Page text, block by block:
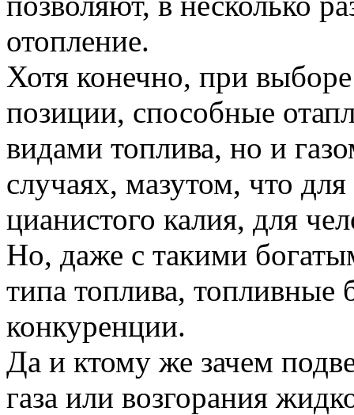
отопление.
Хотя конечно, при
позиции, способные
видами топлива, но и
случаях, мазутом, что
цианистого калия, для
Но, даже с такими
типа топлива, топливные
конкуренции.
Да и ктому же зачем
газа или возгорания